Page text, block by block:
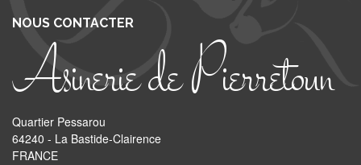
NOUS CONTACTER
Asinerie de Pierretoun
Quartier Pessarou
64240 - La Bastide-Clairence
FRANCE